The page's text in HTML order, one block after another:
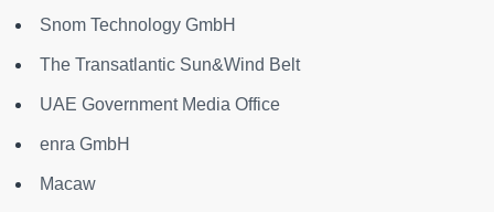
Snom Technology GmbH
The Transatlantic Sun&Wind Belt
UAE Government Media Office
enra GmbH
Macaw